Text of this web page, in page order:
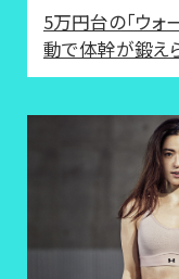
5万円台の「ウォ
動で体幹が鍛え